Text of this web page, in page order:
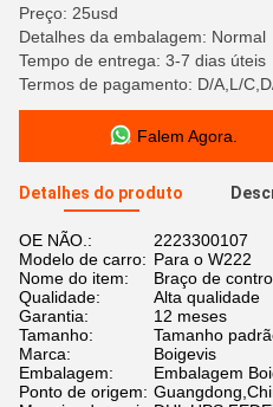
Preço: 25usd
Detalhes da embalagem: Normal
Tempo de entrega: 3-7 dias úteis
Termos de pagamento: D/A,L/
Falem Agora.
Detalhes do produto
OE NÃO.:
2223300107
Modelo de carro: Para o W222
Nome do item:
Braço de
Qualidade:
Alta qualidade
Garantia:
12 meses
Tamanho:
Tamanho
Marca:
Boigevis
Embalagem:
Embalagem
Ponto de origem: